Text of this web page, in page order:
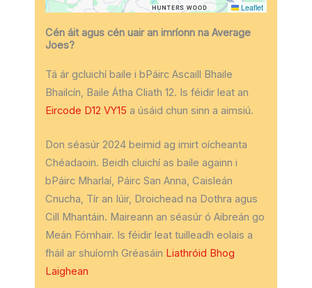
Leaflet
Cén áit agus cén uair an imríonn na Average
Joes?
Tá ár gcluichí baile i bPáirc Ascaill Bhaile
Bhailcín, Baile Átha Cliath 12. Is féidir leat an
Eircode D12 VY15 a úsáid chun sinn a aimsiú.
Don séasúr 2024 beimid ag imirt oícheanta
Chéadaoin. Beidh cluichí as baile againn i
bPáirc Mharlaí, Páirc San Anna, Caisleán
Cnucha, Tír an Iúir, Droichead na Dothra agus
Cill Mhantáin. Maireann an séasúr ó Aibreán go
Meán Fómhair. Is féidir leat tuilleadh eolais a
fháil ar shuíomh Gréasáin Liathróid Bhog
Laighean